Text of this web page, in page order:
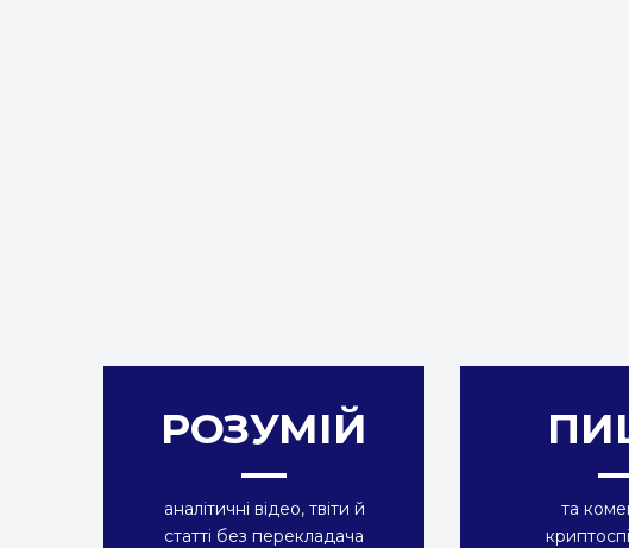
РОЗУМІЙ
аналітичні відео, твіти й
статті без перекладача
та